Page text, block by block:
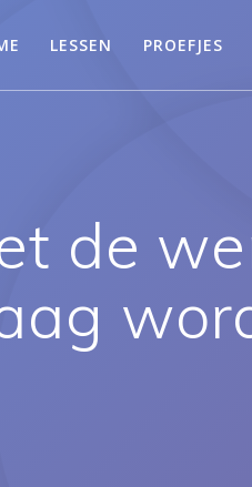
LESSEN PROEFJES
de